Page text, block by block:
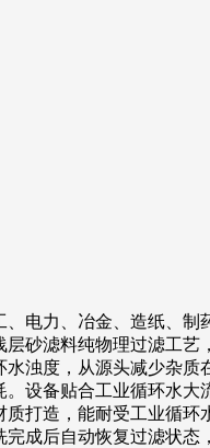
电力、冶金、造纸、
层砂滤料纯物理过滤工艺
浊度，从源头减少杂
设备贴合工业循环水
打造，能耐受工业循
成后自动恢复过滤状